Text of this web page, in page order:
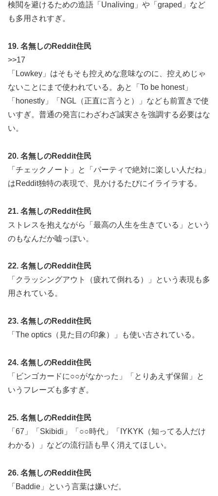
検閲を避けるための造語「Unaliving」や「graped」など
も多用されすぎ。
19. 名無しのReddit住民
>>17
「Lowkey」はそもそも控えめな意味なのに、控えめじゃ
ないことにまで使われている。あと「To be honest」
「honestly」「NGL（正直に言うと）」なども前置きで使
いすぎ。普通の発言にわざわざ誠実さを強調する必要はな
い。
20. 名無しのReddit住民
「チェックノート」と「パーティで絶対に楽しい人だね」
はReddit独特の表現で、見かけるたびにイライラする。
21. 名無しのReddit住民
ストレスを抱えながら「最高の人生を生きている」という
のもなんだか嘘っぽい。
22. 名無しのReddit住民
「クラッシングアウト（疲れて倒れる）」という表現も多
用されている。
23. 名無しのReddit住民
「The optics（見た目の印象）」も使い古されている。
24. 名無しのReddit住民
「ビンゴカードに○○がなかった」「とりあえず保留」と
いうフレーズも多すぎ。
25. 名無しのReddit住民
「67」「Skibidi」「○○時代」「IYKYK（知ってる人だけ
わかる）」などの流行語も早く消えてほしい。
26. 名無しのReddit住民
「Baddie」という言葉は嫌いだ。